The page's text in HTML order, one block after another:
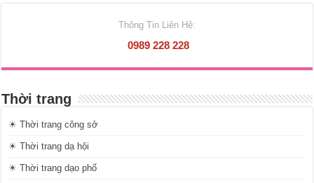
Thông Tin Liên Hệ:
0989 228 228
Thời trang
☀ Thời trang công sở
☀ Thời trang dạ hội
☀ Thời trang dạo phố